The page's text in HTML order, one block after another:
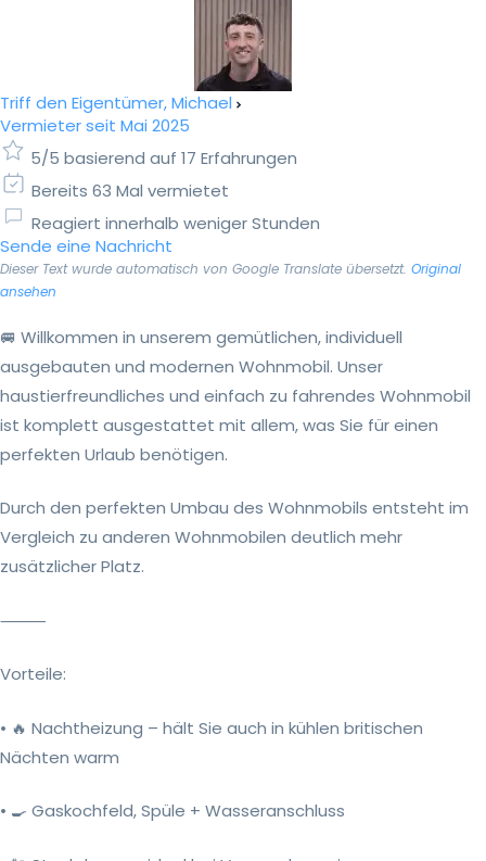
Triff den Eigentümer, Michael
Vermieter seit Mai 2025
5/5 basierend auf 17 Erfahrungen
Bereits 63 Mal vermietet
Reagiert innerhalb weniger Stunden
Sende eine Nachricht
Dieser Text wurde automatisch von Google Translate übersetzt. Original
ansehen
🚐 Willkommen in unserem gemütlichen, individuell
ausgebauten und modernen Wohnmobil. Unser
haustierfreundliches und einfach zu fahrendes Wohnmobil
ist komplett ausgestattet mit allem, was Sie für einen
perfekten Urlaub benötigen.
Durch den perfekten Umbau des Wohnmobils entsteht im
Vergleich zu anderen Wohnmobilen deutlich mehr
zusätzlicher Platz.
⸻
Vorteile:
• 🔥 Nachtheizung – hält Sie auch in kühlen britischen
Nächten warm
• 🍳 Gaskochfeld, Spüle + Wasseranschluss